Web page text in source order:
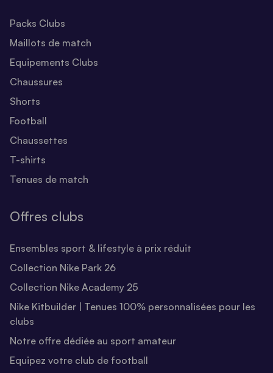
Packs Clubs
Maillots de match
Equipements Clubs
Chaussures
Shorts
Football
Chaussettes
T-shirts
Tenues de match
Offres clubs
Ensembles sport & lifestyle à prix réduit
Collection Nike Park 26
Collection Nike Academy 25
Nike Kitbuilder | Tenues 100% personnalisées pour les
clubs
Notre offre dédiée au sport amateur
Equipez votre club de football